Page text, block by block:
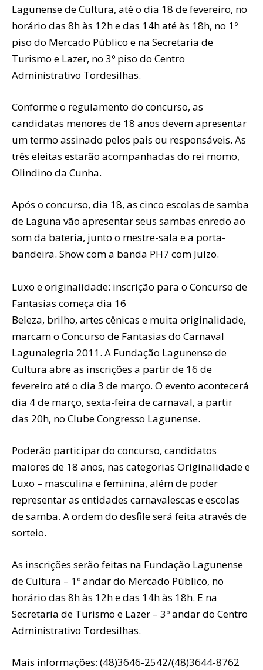
Lagunense de Cultura, até o dia 18 de fevereiro, no
horário das 8h às 12h e das 14h até às 18h, no 1º
piso do Mercado Público e na Secretaria de
Turismo e Lazer, no 3º piso do Centro
Administrativo Tordesilhas.
Conforme o regulamento do concurso, as
candidatas menores de 18 anos devem apresentar
um termo assinado pelos pais ou responsáveis. As
três eleitas estarão acompanhadas do rei momo,
Olindino da Cunha.
Após o concurso, dia 18, as cinco escolas de samba
de Laguna vão apresentar seus sambas enredo ao
som da bateria, junto o mestre-sala e a porta-
bandeira. Show com a banda PH7 com Juízo.
Luxo e originalidade: inscrição para o Concurso de
Fantasias começa dia 16
Beleza, brilho, artes cênicas e muita originalidade,
marcam o Concurso de Fantasias do Carnaval
Lagunalegria 2011. A Fundação Lagunense de
Cultura abre as inscrições a partir de 16 de
fevereiro até o dia 3 de março. O evento acontecerá
dia 4 de março, sexta-feira de carnaval, a partir
das 20h, no Clube Congresso Lagunense.
Poderão participar do concurso, candidatos
maiores de 18 anos, nas categorias Originalidade e
Luxo – masculina e feminina, além de poder
representar as entidades carnavalescas e escolas
de samba. A ordem do desfile será feita através de
sorteio.
As inscrições serão feitas na Fundação Lagunense
de Cultura – 1º andar do Mercado Público, no
horário das 8h às 12h e das 14h às 18h. E na
Secretaria de Turismo e Lazer – 3º andar do Centro
Administrativo Tordesilhas.
Mais informações: (48)3646-2542/(48)3644-8762